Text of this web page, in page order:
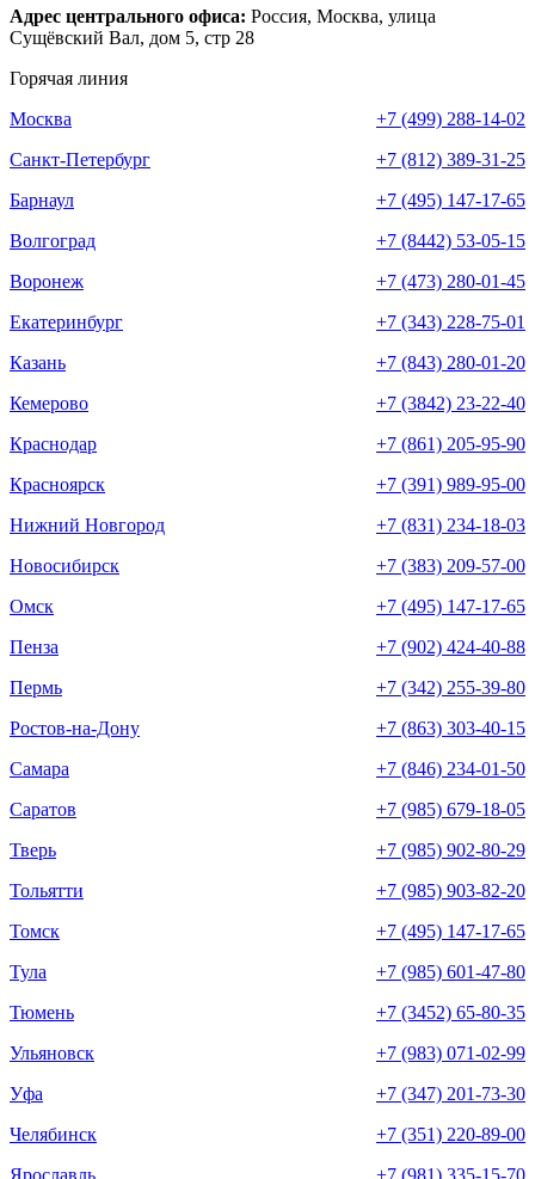
Адрес центрального офиса: Россия, Москва, улица
Сущёвский Вал, дом 5, стр 28
Горячая линия
Москва
+7 (499) 288-14-02
Санкт-Петербург
+7 (812) 389-31-25
Барнаул
+7 (495) 147-17-65
Волгоград
+7 (8442) 53-05-15
Воронеж
+7 (473) 280-01-45
Екатеринбург
+7 (343) 228-75-01
Казань
+7 (843) 280-01-20
Кемерово
+7 (3842) 23-22-40
Краснодар
+7 (861) 205-95-90
Красноярск
+7 (391) 989-95-00
Нижний Новгород
+7 (831) 234-18-03
Новосибирск
+7 (383) 209-57-00
Омск
+7 (495) 147-17-65
Пенза
+7 (902) 424-40-88
Пермь
+7 (342) 255-39-80
Ростов-на-Дону
+7 (863) 303-40-15
Самара
+7 (846) 234-01-50
Саратов
+7 (985) 679-18-05
Тверь
+7 (985) 902-80-29
Тольятти
+7 (985) 903-82-20
Томск
+7 (495) 147-17-65
Тула
+7 (985) 601-47-80
Тюмень
+7 (3452) 65-80-35
Ульяновск
+7 (983) 071-02-99
Уфа
+7 (347) 201-73-30
Челябинск
+7 (351) 220-89-00
Ярославль
+7 (981) 335-15-70